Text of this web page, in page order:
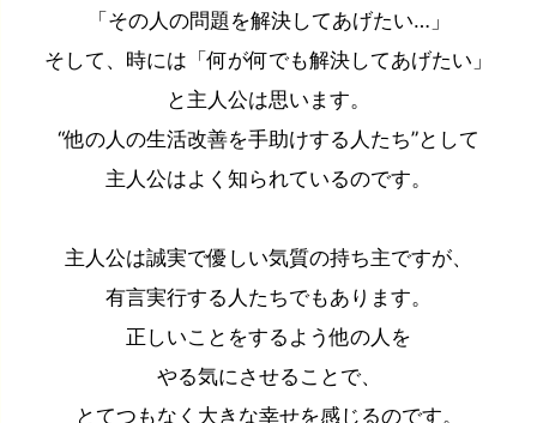
「その人の問題を解決してあげたい…」
そして、時には「何が何でも解決してあげたい」
と主人公は思います。
“他の人の生活改善を手助けする人たち”として
主人公はよく知られているのです。
主人公は誠実で優しい気質の持ち主ですが、
有言実行する人たちでもあります。
正しいことをするよう他の人を
やる気にさせることで、
とてつもなく大きな幸せを感じるのです。